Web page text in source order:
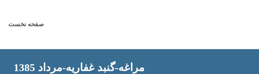
صفحه نخست
مراغه-گنبد غفاریه-مرداد 1385